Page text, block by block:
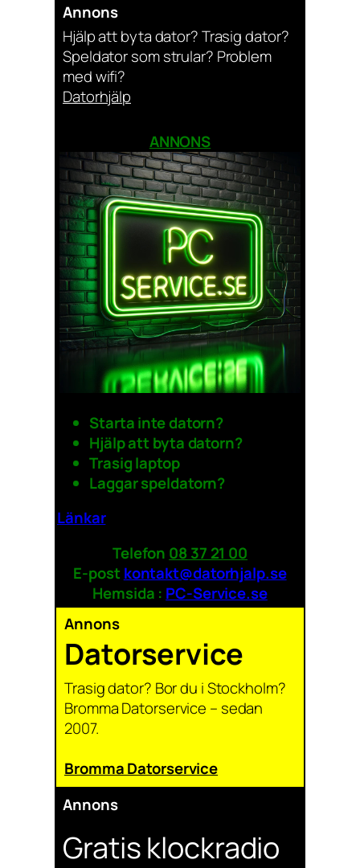
Annons
Hjälp att byta dator? Trasig dator?
Speldator som strular? Problem
med wifi?
Datorhjälp
ANNONS
Starta inte datorn?
Hjälp att byta datorn?
Trasig laptop
Laggar speldatorn?
Länkar
Telefon 08 37 21 00
E-post kontakt@datorhjalp.se
Hemsida : PC-Service.se
Annons
Datorservice
Trasig dator? Bor du i Stockholm?
Bromma Datorservice – sedan
2007.
Bromma Datorservice
Annons
Gratis klockradio